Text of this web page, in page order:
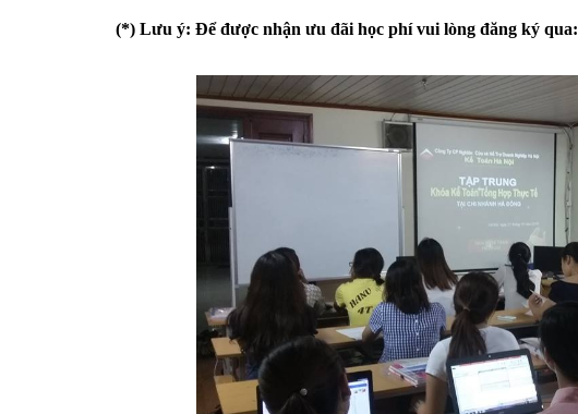
(*) Lưu ý: Để được nhận ưu đãi học phí vui lòng đăng ký qua: